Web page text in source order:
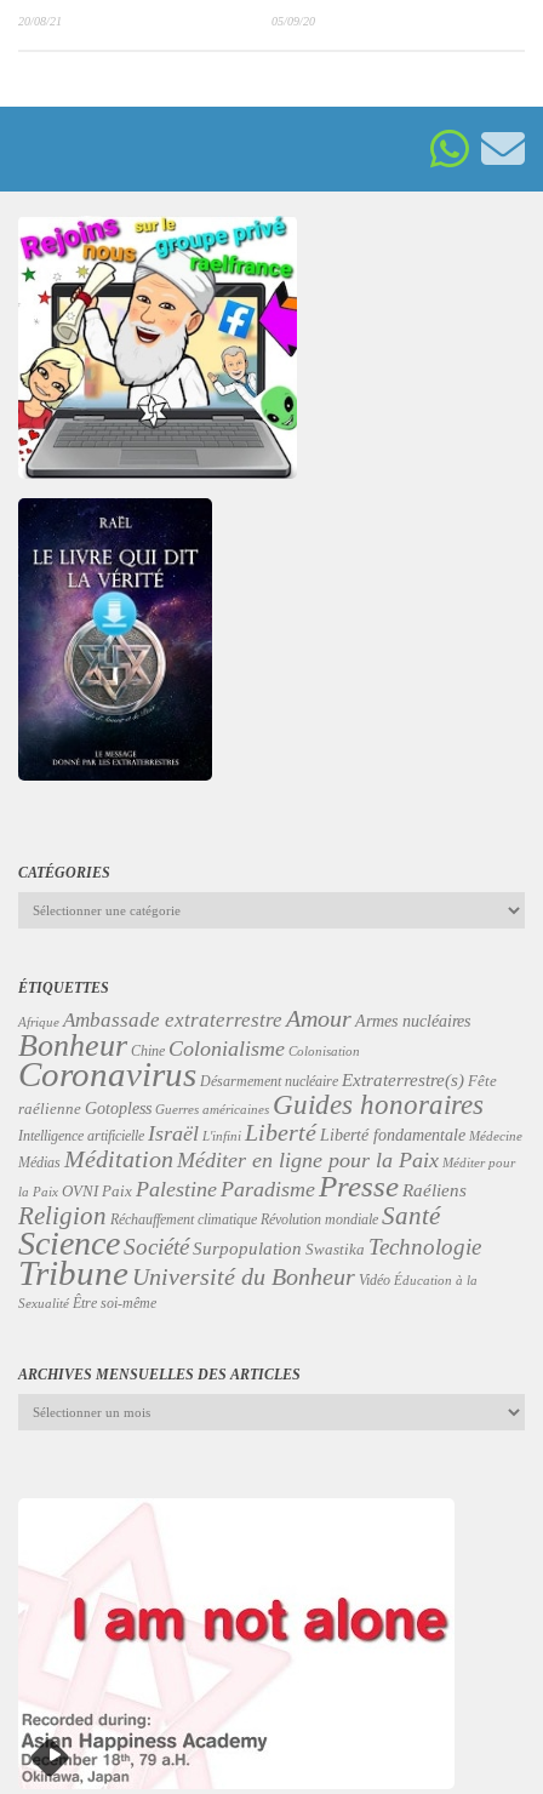
20/08/21 05/09/20
CATÉGORIES
Catégories
ÉTIQUETTES
Afrique Ambassade extraterrestre Amour Armes nucléaires
Bonheur Chine Colonialisme Colonisation
Coronavirus Désarmement nucléaire Extraterrestre(s) Fête
raélienne Gotopless Guerres américaines Guides honoraires
Intelligence artificielle Israël L'infini Liberté Liberté fondamentale Médecine
Médias Méditation Méditer en ligne pour la Paix Méditer pour
la Paix OVNI Paix PalestineParadisme Presse Raéliens
Religion Réchauffement climatique Révolution mondiale Santé
ScienceSociétéSurpopulation Swastika Technologie
Tribune Université du Bonheur Vidéo Éducation à la
Sexualité Être soi-même
ARCHIVES MENSUELLES DES ARTICLES
Archives